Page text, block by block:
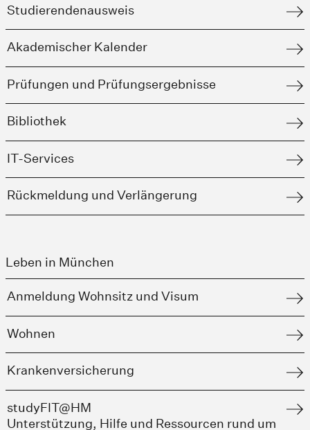
Studierendenausweis
Akademischer Kalender
Prüfungen und Prüfungsergebnisse
Bibliothek
IT-Services
Rückmeldung und Verlängerung
Leben in München
Anmeldung Wohnsitz und Visum
Wohnen
Krankenversicherung
studyFIT@HM
Unterstützung, Hilfe und Ressourcen rund um